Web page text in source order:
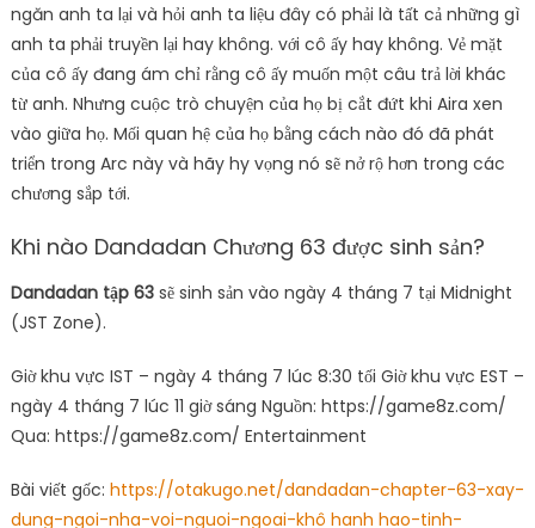
ngăn anh ta lại và hỏi anh ta liệu đây có phải là tất cả những gì
anh ta phải truyền lại hay không. với cô ấy hay không. Vẻ mặt
của cô ấy đang ám chỉ rằng cô ấy muốn một câu trả lời khác
từ anh. Nhưng cuộc trò chuyện của họ bị cắt đứt khi Aira xen
vào giữa họ. Mối quan hệ của họ bằng cách nào đó đã phát
triển trong Arc này và hãy hy vọng nó sẽ nở rộ hơn trong các
chương sắp tới.
Khi nào Dandadan Chương 63 được sinh sản?
Dandadan tập 63sẽ sinh sản vào ngày 4 tháng 7 tại Midnight
(JST Zone).
Giờ khu vực IST – ngày 4 tháng 7 lúc 8:30 tối Giờ khu vực EST –
ngày 4 tháng 7 lúc 11 giờ sáng Nguồn: https://game8z.com/
Qua: https://game8z.com/ Entertainment
Bài viết gốc: https://otakugo.net/dandadan-chapter-63-xay-
dung-ngoi-nha-voi-nguoi-ngoai-khô hanh hao-tinh-